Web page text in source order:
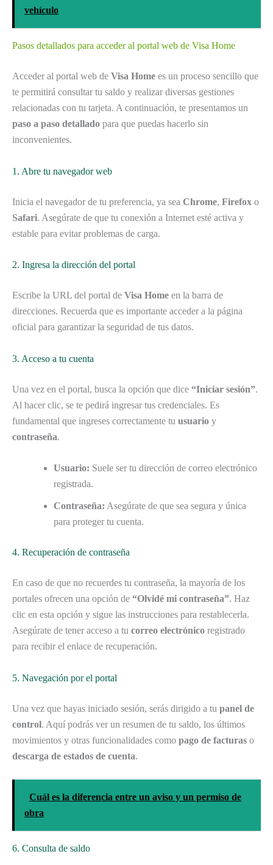
vehículo
Pasos detallados para acceder al portal web de Visa Home
Acceder al portal web de Visa Home es un proceso sencillo que
te permitirá consultar tu saldo y realizar diversas gestiones
relacionadas con tu tarjeta. A continuación, te presentamos un
paso a paso detallado para que puedas hacerlo sin
inconvenientes.
1. Abre tu navegador web
Inicia el navegador de tu preferencia, ya sea Chrome, Firefox o
Safari. Asegúrate de que tu conexión a Internet esté activa y
estable para evitar problemas de carga.
2. Ingresa la dirección del portal
Escribe la URL del portal de Visa Home en la barra de
direcciones. Recuerda que es importante acceder a la página
oficial para garantizar la seguridad de tus datos.
3. Acceso a tu cuenta
Una vez en el portal, busca la opción que dice “Iniciar sesión”.
Al hacer clic, se te pedirá ingresar tus credenciales. Es
fundamental que ingreses correctamente tu usuario y
contraseña.
Usuario: Suele ser tu dirección de correo electrónico
registrada.
Contraseña: Asegúrate de que sea segura y única
para proteger tu cuenta.
4. Recuperación de contraseña
En caso de que no recuerdes tu contraseña, la mayoría de los
portales ofrecen una opción de “Olvidé mi contraseña”. Haz
clic en esta opción y sigue las instrucciones para restablecerla.
Asegúrate de tener acceso a tu correo electrónico registrado
para recibir el enlace de recuperación.
5. Navegación por el portal
Una vez que hayas iniciado sesión, serás dirigido a tu panel de
control. Aquí podrás ver un resumen de tu saldo, los últimos
movimientos y otras funcionalidades como pago de facturas o
descarga de estados de cuenta.
Cuál es la diferencia entre un aviso y un permiso de
obra
6. Consulta de saldo